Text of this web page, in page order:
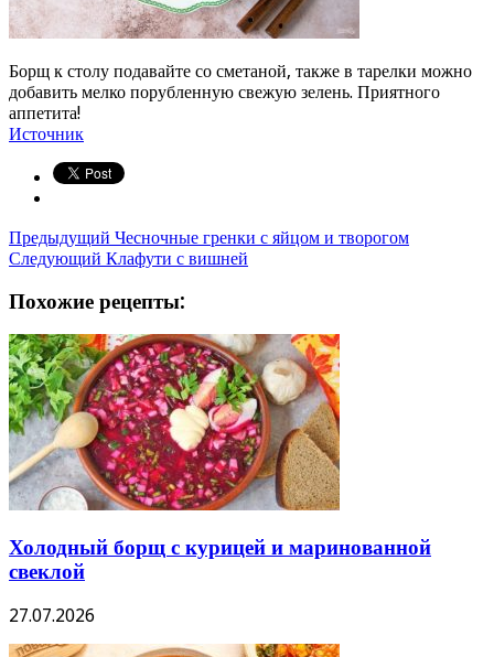
Борщ к столу подавайте со сметаной, также в тарелки можно
добавить мелко порубленную свежую зелень. Приятного
аппетита!
Источник
Предыдущий Чесночные гренки с яйцом и творогом
Следующий Клафути с вишней
Похожие рецепты:
Холодный борщ с курицей и маринованной
свеклой
27.07.2026